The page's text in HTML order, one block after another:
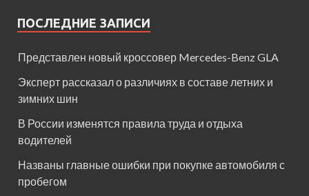
ПОСЛЕДНИЕ ЗАПИСИ
Представлен новый кроссовер Mercedes-Benz GLA
Эксперт рассказал о различиях в составе летних и
зимних шин
В России изменятся правила труда и отдыха
водителей
Названы главные ошибки при покупке автомобиля с
пробегом